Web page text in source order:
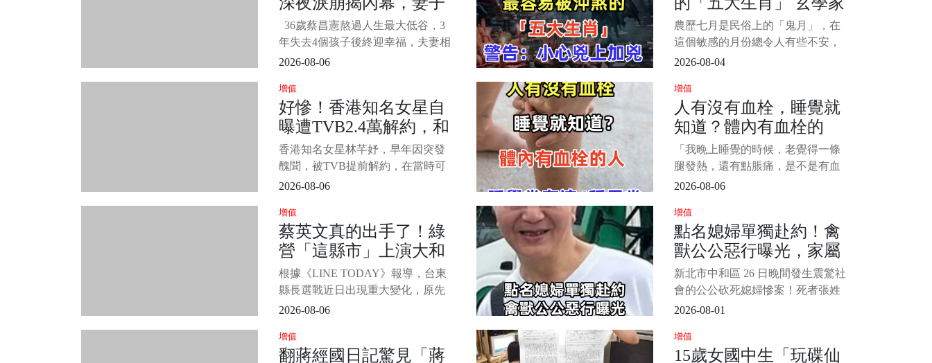
竹玖瑠美。 1
曝其特殊癖好太驚人
36歲蔡昌憲熬過人生最大低谷，3
年失去4個孩子後終迎幸福，夫妻相
守細節曝光讓人淚目 娛樂圈裡，有
藝人，用多年如一日的感情和責任
感證明自己。 36歲的蔡昌憲，就是
後者。 提起蔡昌憲，很多觀眾可能
第一時間想不起名字，但說到電影
《那些年，
2026-08-06
增值
好慘！香港知名女星自
曝遭TVB2.4萬解約，和
富商進殘疾廁所被拍
香港知名女星林芊妤，早年因突發
醜聞，被TVB提前解約，在當時可
以說引發了全城熱議。 離開TVB之
課程，靠網路發言，現在非常成
功。 她現在的收入、帶貨影響力，
經常都排在香港網紅收入的前五
名。 1/9 當年
2026-08-06
增值
蔡英文真的出手了！綠
營「這縣市」上演大和
解 震撼陣容曝光
根據《LINE TODAY》報導，台東
縣長選戰近日出現重大變化，原先
備受關注的綠營內部競爭，如今可
委陳瑩角逐2026年台東縣長寶座，
而被視為「英系」核心人物的前立
2026-08-06
增值
翻蔣經國日記驚見「蔣
最後的日子家人和最好的朋友
警告：小心「兇上加
兇」
農歷七月是民俗上的「鬼月」，在
這個敏感的月份總令人有些不安，
所以我們寧可信其有，遵從老祖宗
平安之外，說不定還能帶來好運。
下面小編為大家盤點在鬼月容易被
沖煞的生肖排行，趕緊來看看吧！
看看這裡面是否有你的生肖。 1/6
2026-08-04
增值
人有沒有血栓，睡覺就
知道？體內有血栓的
人，睡覺常有這4種異常
「我晚上睡覺的時候，老覺得一條
腿發熱，還有點脹痛，是不是有血
栓啊？」 一位年近六十的計程車司
會覺得，血栓這種事，一定是和醫
院有關，要麼是腦梗、要麼是肺栓
塞，和日常生活沒什麼關係。 其
實，身體的信號，往往不是在醫
院，而是在床上最容易被發現。
1/15
2026-08-06
增值
點名媳婦單獨赴約！禽
獸公公惡行曝光，家屬
痛揭她生前被騷擾經
過...
新北市中和區 26 日晚間發生震驚社
會的公公砍死媳婦慘案！死者張姓
女店長獨自前往公婆住處接 4 歲女
刀身亡。 死者弟弟獨家接受採訪，
還原案發當天公公如何點名要求姊
2026-08-01
增值
15歲女國中生「玩碟仙